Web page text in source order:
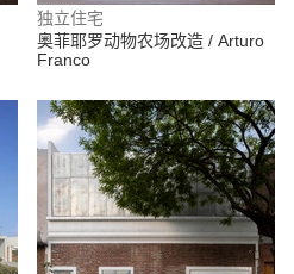
独立住宅
奥菲耶罗动物农场改造 / Arturo
Franco